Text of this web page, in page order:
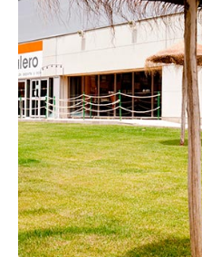
Recuerda mis claves
¿Ya eres socio pero no
estas registrado?